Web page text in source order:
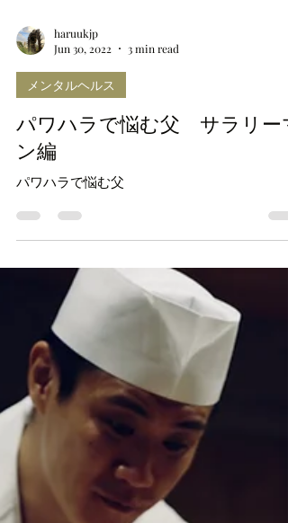
haruukjp
Jun 30, 2022
メンタルヘルス
パワハラで悩む父 サラリーマ
ン編
パワハラで悩む父